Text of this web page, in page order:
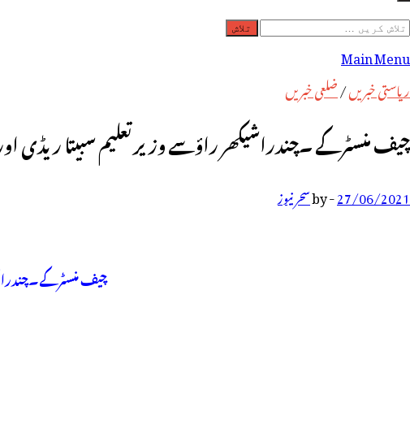
تلاش
کریں
برائے:
Main Menu
ریاستی خبریں/ضلعی خبریں
چیف منسٹرکے ۔چندراشیکھر راؤسے وزیرتعلیم سبیتا ریڈی
27/06/2021
-
byسحر نیوز
چیف